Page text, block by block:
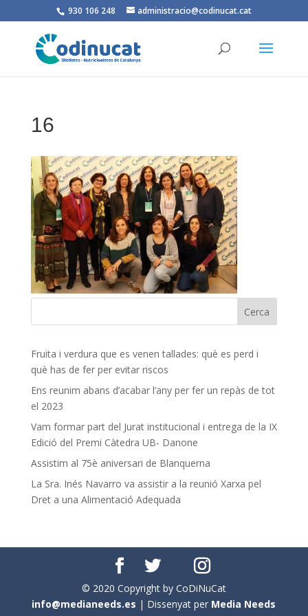
930 106 248 administracio@codinucat.cat
16
Fruita i verdura que es venen tallades: què es perd i
què has de fer per evitar riscos
Ens reunim abans d’acabar l’any per fer un repàs de tot
el 2023
Vam formar part del Jurat institucional i entrega de la IX
Edició del Premi Càtedra UB- Danone
Assistim al 75è aniversari de Blanquerna
La Sra. Inés Navarro va assistir a la reunió Xarxa pel
Dret a una Alimentació Adequada
© 2020 Copyright by CoDiNuCat
info@medianeeds.es | Dissenyat per Media Needs